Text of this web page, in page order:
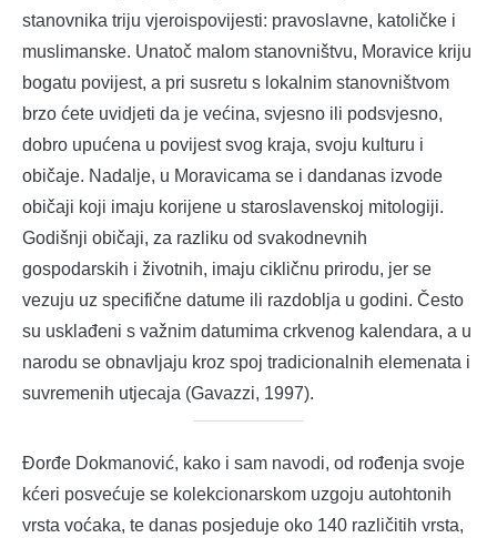
stanovnika triju vjeroispovijesti: pravoslavne, katoličke i
muslimanske. Unatoč malom stanovništvu, Moravice kriju
bogatu povijest, a pri susretu s lokalnim stanovništvom
brzo ćete uvidjeti da je većina, svjesno ili podsvjesno,
dobro upućena u povijest svog kraja, svoju kulturu i
običaje. Nadalje, u Moravicama se i dandanas izvode
običaji koji imaju korijene u staroslavenskoj mitologiji.
Godišnji običaji, za razliku od svakodnevnih
gospodarskih i životnih, imaju cikličnu prirodu, jer se
vezuju uz specifične datume ili razdoblja u godini. Često
su usklađeni s važnim datumima crkvenog kalendara, a u
narodu se obnavljaju kroz spoj tradicionalnih elemenata i
suvremenih utjecaja (Gavazzi, 1997).
Đorđe Dokmanović, kako i sam navodi, od rođenja svoje
kćeri posvećuje se kolekcionarskom uzgoju autohtonih
vrsta voćaka, te danas posjeduje oko 140 različitih vrsta,